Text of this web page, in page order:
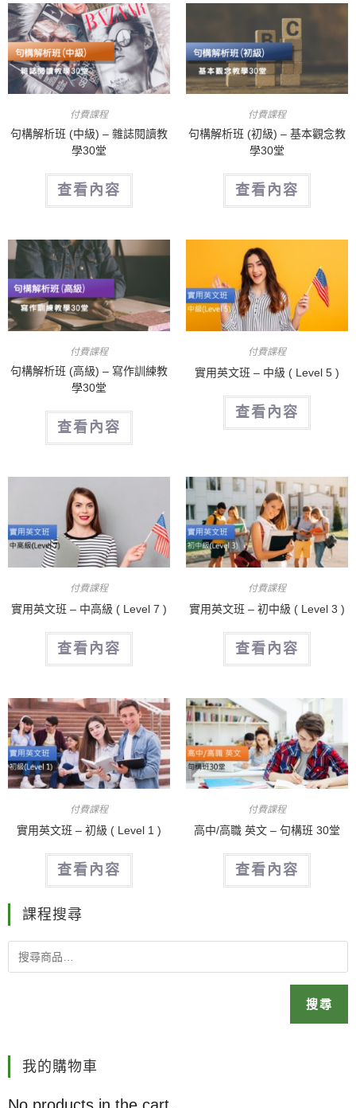
付費課程
句構解析班 (中級) – 雜誌閱讀教
學30堂
查看內容
付費課程
句構解析班 (初級) – 基本觀念教
學30堂
查看內容
付費課程
句構解析班 (高級) – 寫作訓練教
學30堂
查看內容
付費課程
實用英文班 – 中級 ( Level 5 )
查看內容
付費課程
實用英文班 – 中高級 ( Level 7 )
查看內容
付費課程
實用英文班 – 初中級 ( Level 3 )
查看內容
付費課程
實用英文班 – 初級 ( Level 1 )
查看內容
付費課程
高中/高職 英文 – 句構班 30堂
查看內容
課程搜尋
搜尋
我的購物車